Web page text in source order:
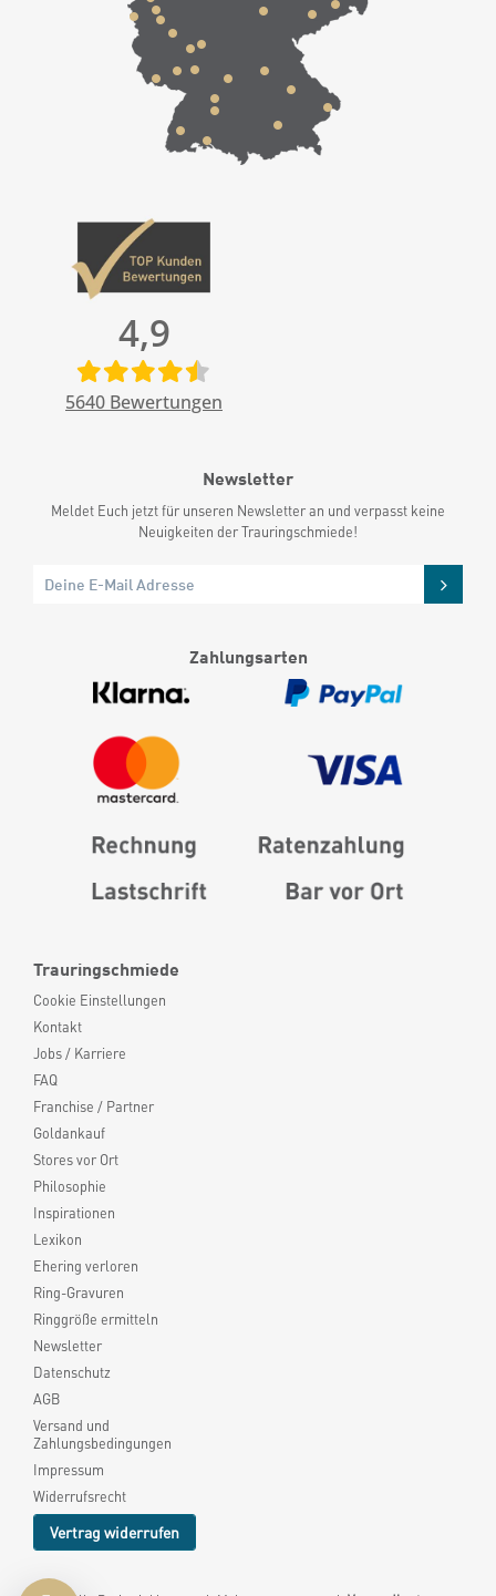
Trauringschmiede
Cookie Einstellungen
Kontakt
Jobs / Karriere
FAQ
Franchise / Partner
Goldankauf
Stores vor Ort
Philosophie
Inspirationen
Lexikon
Ehering verloren
Ring-Gravuren
Ringgröße ermitteln
Newsletter
Datenschutz
AGB
Versand und
Zahlungsbedingungen
Impressum
Widerrufsrecht
Vertrag widerrufen
4,9
5640 Bewertungen
Newsletter
Meldet Euch jetzt für unseren Newsletter an und verpasst keine
Neuigkeiten der Trauringschmiede!
Zahlungsarten